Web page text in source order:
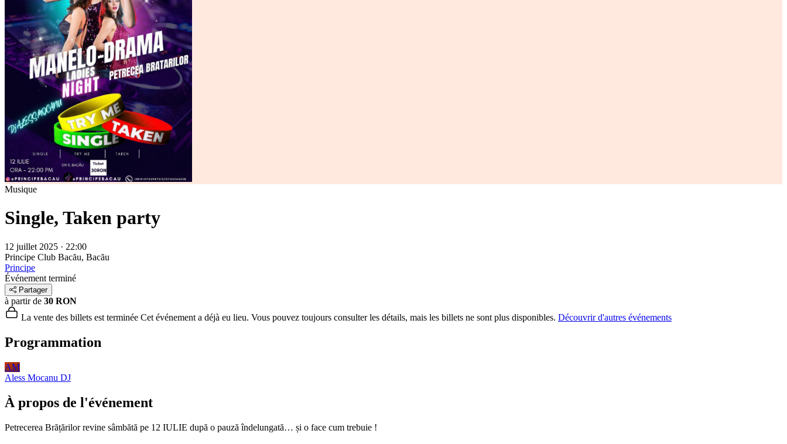
Musique
Single, Taken party
12 juillet 2025 · 22:00
Principe Club Bacău, Bacău
Principe
Événement terminé
Partager
à partir de 30 RON
La vente des billets est terminée Cet événement a déjà eu lieu. Vous pouvez toujours consulter les détails, mais les billets ne sont plus disponibles. Découvrir d'autres événements
Programmation
AM
Aless Mocanu DJ
À propos de l'événement
Petrecerea Brățărilor revine sâmbătă pe 12 IULIE după o pauză îndelungată… și o face cum trebuie !